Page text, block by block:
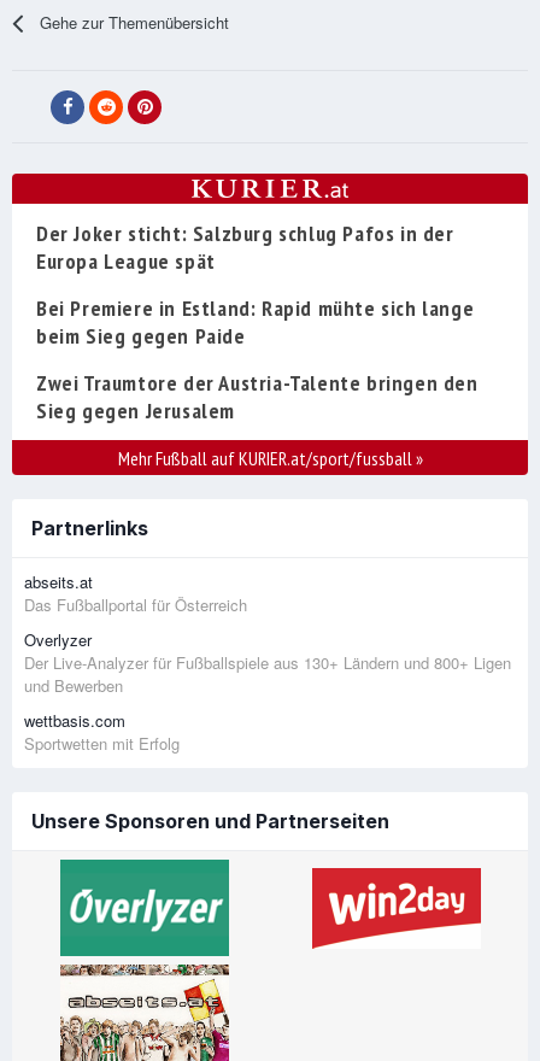
Gehe zur Themenübersicht
Der Joker sticht: Salzburg schlug Pafos in der
Europa League spät
Bei Premiere in Estland: Rapid mühte sich lange
beim Sieg gegen Paide
Zwei Traumtore der Austria-Talente bringen den
Sieg gegen Jerusalem
Mehr Fußball auf KURIER.at/sport/fussball»
Partnerlinks
abseits.at
Das Fußballportal für Österreich
Overlyzer
Der Live-Analyzer für Fußballspiele aus 130+ Ländern und 800+ Ligen
und Bewerben
wettbasis.com
Sportwetten mit Erfolg
Unsere Sponsoren und Partnerseiten